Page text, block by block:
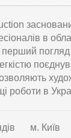
в
погляд
роботи в
м. Київ